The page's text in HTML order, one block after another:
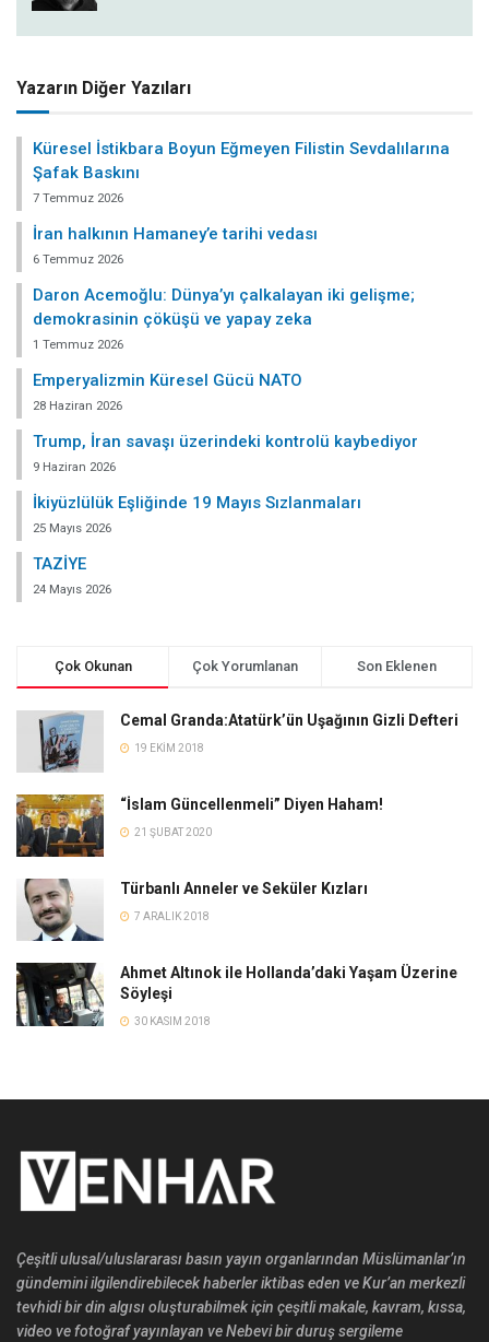
Yazarın Diğer Yazıları
Küresel İstikbara Boyun Eğmeyen Filistin Sevdalılarına
Şafak Baskını
7 Temmuz 2026
İran halkının Hamaney’e tarihi vedası
6 Temmuz 2026
Daron Acemoğlu: Dünya’yı çalkalayan iki gelişme;
demokrasinin çöküşü ve yapay zeka
1 Temmuz 2026
Emperyalizmin Küresel Gücü NATO
28 Haziran 2026
Trump, İran savaşı üzerindeki kontrolü kaybediyor
9 Haziran 2026
İkiyüzlülük Eşliğinde 19 Mayıs Sızlanmaları
25 Mayıs 2026
TAZİYE
24 Mayıs 2026
Çok Okunan Çok Yorumlanan Son Eklenen
Cemal Granda:Atatürk’ün Uşağının Gizli Defteri
19 EKIM 2018
“İslam Güncellenmeli” Diyen Haham!
21 ŞUBAT 2020
Türbanlı Anneler ve Seküler Kızları
7 ARALIK 2018
Ahmet Altınok ile Hollanda’daki Yaşam Üzerine
Söyleşi
30 KASIM 2018
Çeşitli ulusal/uluslararası basın yayın organlarından Müslümanlar’ın
gündemini ilgilendirebilecek haberler iktibas eden ve Kur’an merkezli
tevhidi bir din algısı oluşturabilmek için çeşitli makale, kavram, kıssa,
video ve fotoğraf yayınlayan ve Nebevi bir duruş sergileme